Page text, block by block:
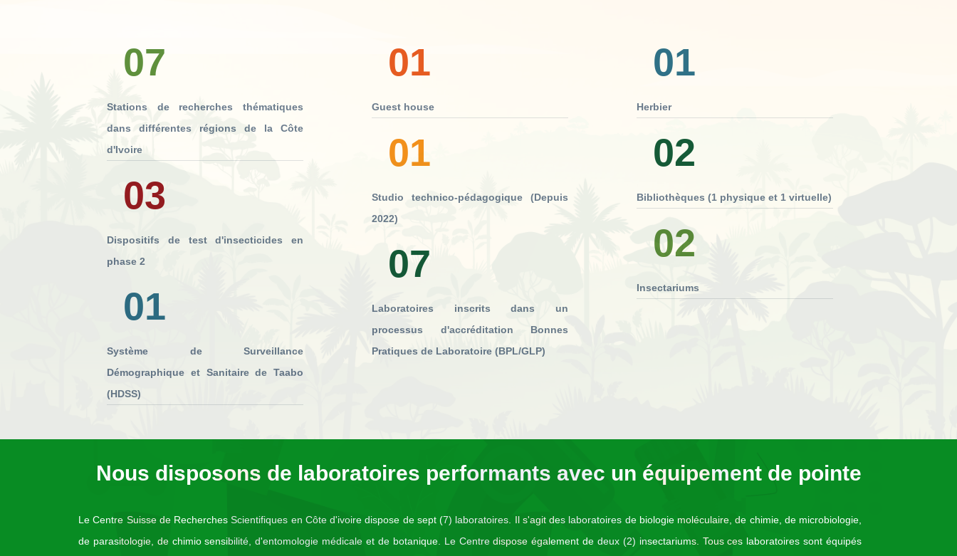
07
Stations de recherches thématiques
dans différentes régions de la Côte
d'Ivoire
03
Dispositifs de test d'insecticides en
phase 2
01
Système de Surveillance
Démographique et Sanitaire de Taabo
(HDSS)
01
Guest house
01
Studio technico-pédagogique (Depuis
2022)
07
Laboratoires inscrits dans un
processus d'accréditation Bonnes
Pratiques de Laboratoire (BPL/GLP)
01
Herbier
02
Bibliothèques (1 physique et 1 virtuelle)
02
Insectariums
Nous disposons de laboratoires performants avec un équipement de pointe
Le Centre Suisse de Recherches Scientifiques en Côte d'ivoire dispose de sept (7) laboratoires. Il s'agit des laboratoires de biologie moléculaire, de chimie, de microbiologie,
de parasitologie, de chimio sensibilité, d'entomologie médicale et de botanique. Le Centre dispose également de deux (2) insectariums. Tous ces laboratoires sont équipés